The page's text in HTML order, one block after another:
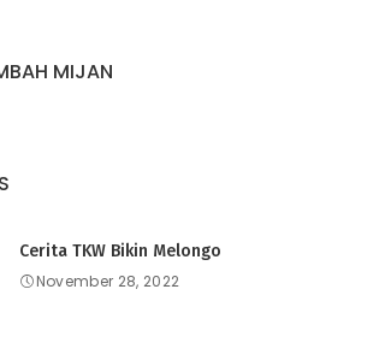
MIJAN
Cerita TKW Bikin Melongo
November 28, 2022